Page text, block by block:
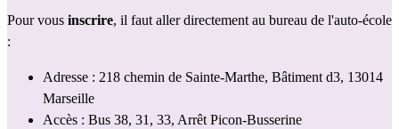
Pour vous inscrire, il faut aller directement au bureau de l'auto-école
:
Adresse : 218 chemin de Sainte-Marthe, Bâtiment d3, 13014
Marseille
Accès : Bus 38, 31, 33, Arrêt Picon-Busserine